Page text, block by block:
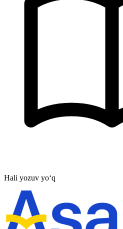
Hali yozuv yo‘q